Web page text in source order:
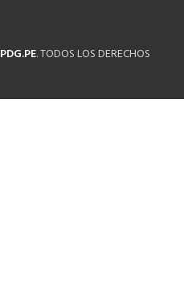
PDG.PE. TODOS LOS DERECHOS